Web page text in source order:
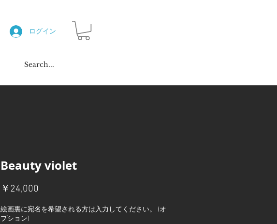
ログイン
Beauty violet
￥24,000
絵画裏に宛名を希望される方は入力してください。 (オ
プション)